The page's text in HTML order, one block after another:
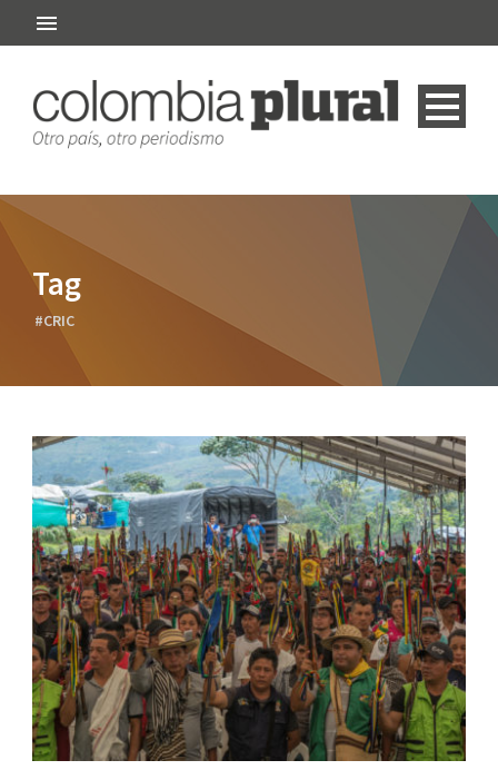
Tag
#CRIC